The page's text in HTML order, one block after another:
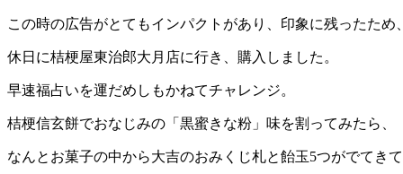
この時の広告がとてもインパクトがあり、印象に残ったため、
休日に桔梗屋東治郎大月店に行き、購入しました。
早速福占いを運だめしもかねてチャレンジ。
桔梗信玄餅でおなじみの「黒蜜きな粉」味を割ってみたら、
なんとお菓子の中から大吉のおみくじ札と飴玉5つがでてき